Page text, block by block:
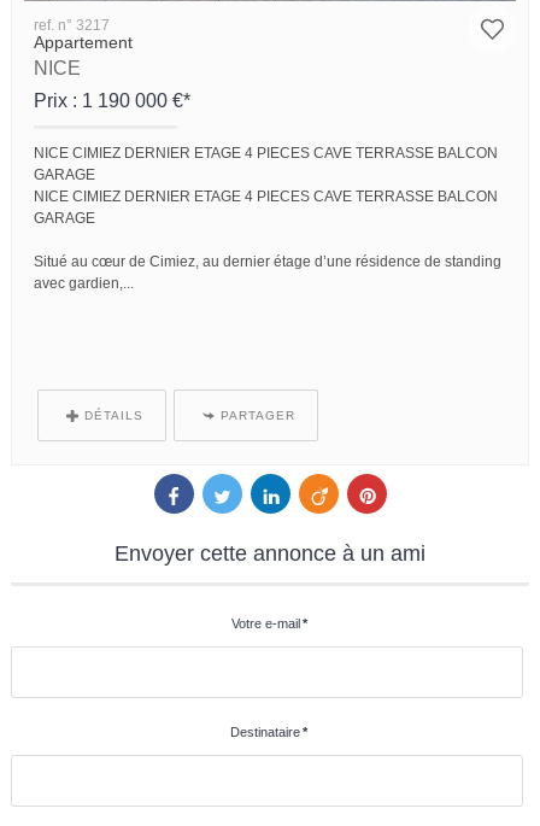
ref. n° 3217
Appartement
NICE
Prix : 1 190 000 €*
NICE CIMIEZ DERNIER ETAGE 4 PIECES CAVE TERRASSE BALCON
GARAGE
NICE CIMIEZ DERNIER ETAGE 4 PIECES CAVE TERRASSE BALCON
GARAGE
Situé au cœur de Cimiez, au dernier étage d’une résidence de standing
avec gardien,...
DÉTAILS PARTAGER
Envoyer cette annonce à un ami
Votre e-mail *
Destinataire*